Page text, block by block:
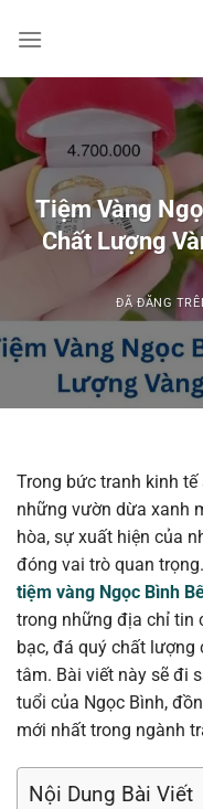
đến
dung
Tiệm Vàng
Chất Lượng
ĐÃ ĐĂNG
Trong bức tranh kinh tế
những vườn dừa xanh
hòa, sự xuất hiện của
đóng vai trò quan
tiệm vàng Ngọc Bình
trong những địa chỉ tin
bạc, đá quý chất lượng
tâm. Bài viết này sẽ đi
tuổi của Ngọc Bình,
mới nhất trong ngành
Nội Dung Bài Viết